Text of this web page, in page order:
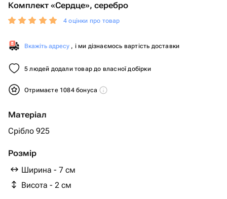
Комплект «Сердце», серебро
4 оцінки про товар
Вкажіть адресу , і ми дізнаємось вартість доставки
5 людей додали товар до власної добірки
Отримаєте 1084 бонуса
Матеріал
Срібло 925
Розмір
Ширина - 7 см
Висота - 2 см